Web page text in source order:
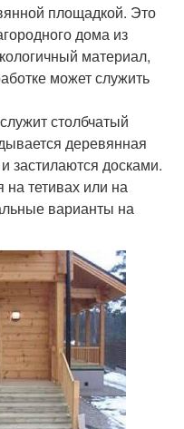
площадкой. Это
дома из
материал,
может служить
столбчатый
деревянная
застилаются досками.
на тетивах или на
варианты на